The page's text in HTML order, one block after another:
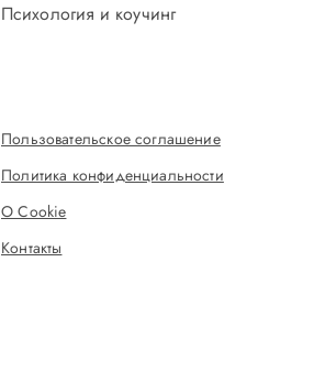
Психология и коучинг
Пользовательское соглашение
Политика конфиденциальности
О Cookie
Контакты